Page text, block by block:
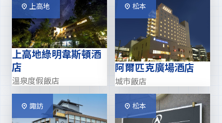
上高地
上高地綠明韋斯頓酒
店
溫泉度假飯店
松本
阿爾匹克廣場酒店
城市飯店
諏訪 松本